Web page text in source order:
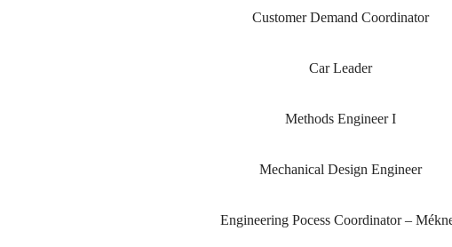
Customer Demand Coordinator
Car Leader
Methods Engineer I
Mechanical Design Engineer
Engineering Pocess Coordinator –